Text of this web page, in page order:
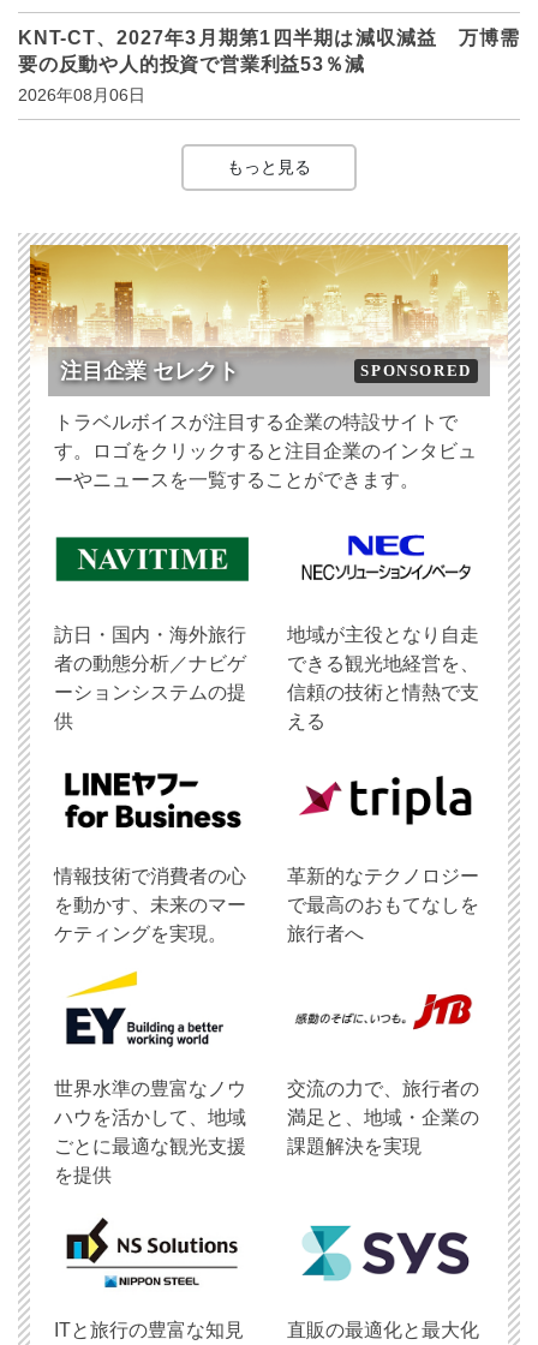
KNT-CT、2027年3月期第1四半期は減収減益 万博需
要の反動や人的投資で営業利益53％減
2026年08月06日
もっと見る
注目企業 セレクト SPONSORED
トラベルボイスが注目する企業の特設サイトで
す。ロゴをクリックすると注目企業のインタビュ
ーやニュースを一覧することができます。
訪日・国内・海外旅行
者の動態分析／ナビゲ
ーションシステムの提
供
地域が主役となり自走
できる観光地経営を、
信頼の技術と情熱で支
える
情報技術で消費者の心
を動かす、未来のマー
ケティングを実現。
革新的なテクノロジー
で最高のおもてなしを
旅行者へ
世界水準の豊富なノウ
ハウを活かして、地域
ごとに最適な観光支援
を提供
交流の力で、旅行者の
満足と、地域・企業の
課題解決を実現
ITと旅行の豊富な知見 直販の最適化と最大化